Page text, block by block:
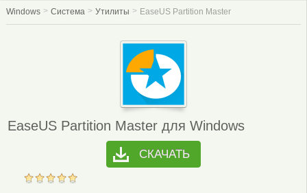
Windows Система Утилиты EaseUS Partition Master
EaseUS Partition Master для Windows
СКАЧАТЬ